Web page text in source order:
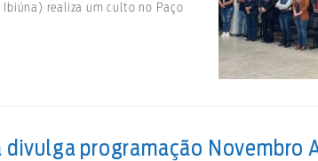
Ibiúna) realiza um culto no Paço
programação Novembro